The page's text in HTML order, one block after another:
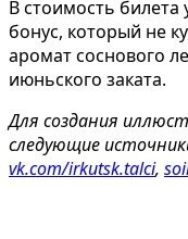
В стоимость
бонус, который не
аромат соснового
июньского заката.
Для создания
следующие
vk.com/irkutsk.talci,